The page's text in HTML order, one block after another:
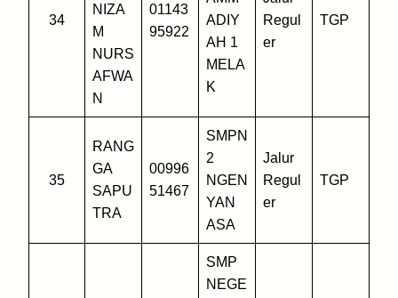
34
NIZA
M
NURS
AFWA
N
01143
95922
ADIY
AH 1
MELA
K
Regul
er
TGP
35
RANG
GA
SAPU
TRA
00996
51467
SMPN
2
NGEN
YAN
ASA
Jalur
Regul
er
TGP
SMP
NEGE